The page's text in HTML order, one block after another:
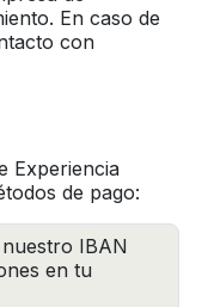
En caso de
con
Experiencia
de pago:
IBAN
en tu